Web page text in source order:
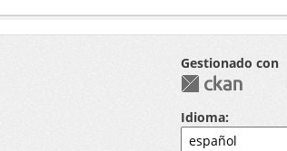
Gestionado con
Idioma